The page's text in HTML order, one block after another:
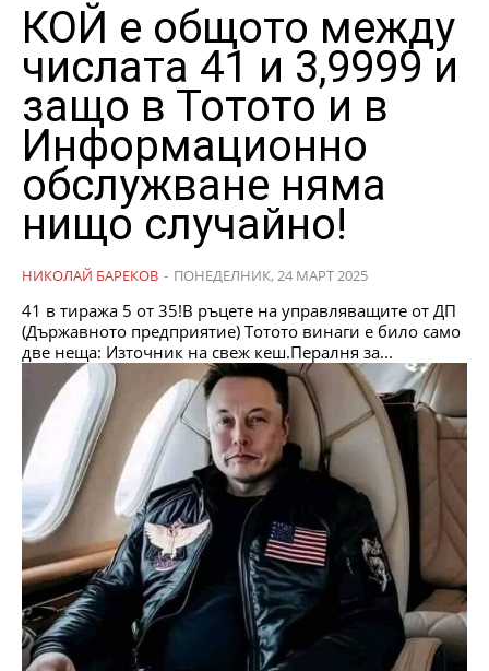
КОЙ е общото между
числата 41 и 3,9999 и
защо в Тотото и в
Информационно
обслужване няма
нищо случайно!
НИКОЛАЙ БАРЕКОВ - ПОНЕДЕЛНИК, 24 МАРТ 2025
41 в тиража 5 от 35!В ръцете на управляващите от ДП
(Държавното предприятие) Тотото винаги е било само
две неща: Източник на свеж кеш.Пералня за...